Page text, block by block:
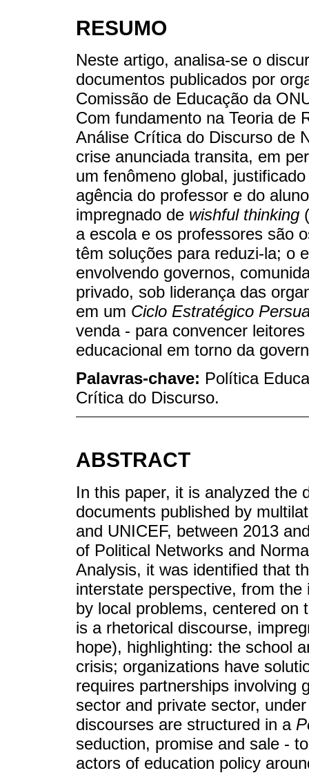
RESUMO
Neste artigo, analisa-se o
documentos publicados por
Comissão de Educação da
Com fundamento na Teoria de
Análise Crítica do Discurso de
crise anunciada transita, em
um fenômeno global,
agência do professor e do
impregnado de wishful thinking
a escola e os professores são
têm soluções para reduzi-la; o
envolvendo governos,
privado, sob liderança das
em um Ciclo Estratégico
venda - para convencer
educacional em torno da
Palavras-chave: Política
Crítica do Discurso.
ABSTRACT
In this paper, it is analyzed the
documents published by
and UNICEF, between 2013
of Political Networks and
Analysis, it was identified that
interstate perspective, from
by local problems, centered on
is a rhetorical discourse,
hope), highlighting: the school
crisis; organizations have
requires partnerships involving
sector and private sector,
discourses are structured in a
seduction, promise and sale -
actors of education policy